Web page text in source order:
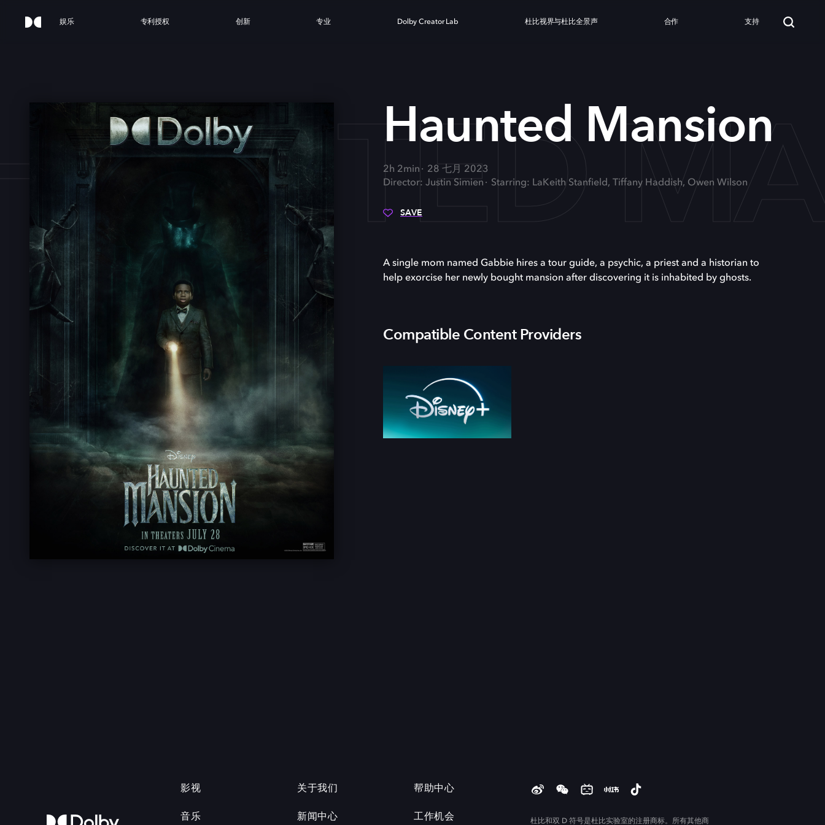
娱乐 专利授权 创新 专业 Dolby Creator Lab 杜比视界与杜比全景声 合作 支持
Haunted Mansion
2h 2min
28 七月 2023
Director: Justin Simien
Starring: LaKeith Stanfield, Tiffany Haddish, Owen Wilson
SAVE
A single mom named Gabbie hires a tour guide, a psychic, a priest and a historian to
help exorcise her newly bought mansion after discovering it is inhabited by ghosts.
Compatible Content Providers
影视
音乐
关于我们
新闻中心
帮助中心
工作机会 杜比和双 D 符号是杜比实验室的注册商标。所有其他商